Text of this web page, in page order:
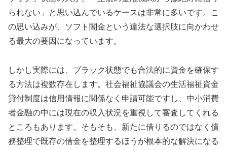
られない」と思い込んでいるケースは非常に多いです。こ
の思い込みが、ソフト闇金という違法な選択肢に向かわせ
る最大の要因になっています。
しかし実際には、ブラック状態でも合法的に資金を確保す
る方法は複数存在します。社会福祉協議会の生活福祉資金
貸付制度は信用情報に関係なく申請可能ですし、中小消費
者金融の中には現在の収入状況を重視して審査してくれる
ところもあります。そもそも、新たに借りるのではなく債
務整理で既存の借金を整理するほうが根本的な解決になる